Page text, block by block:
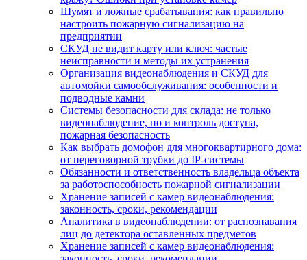
Шумят и ложные срабатывания: как правильно
настроить пожарную сигнализацию на
предприятии
СКУД не видит карту или ключ: частые
неисправности и методы их устранения
Организация видеонаблюдения и СКУД для
автомойки самообслуживания: особенности и
подводные камни
Системы безопасности для склада: не только
видеонаблюдение, но и контроль доступа,
пожарная безопасность
Как выбрать домофон для многоквартирного дома:
от переговорной трубки до IP-системы
Обязанности и ответственность владельца объекта
за работоспособность пожарной сигнализации
Хранение записей с камер видеонаблюдения:
законность, сроки, рекомендации
Аналитика в видеонаблюдении: от распознавания
лиц до детектора оставленных предметов
Хранение записей с камер видеонаблюдения: